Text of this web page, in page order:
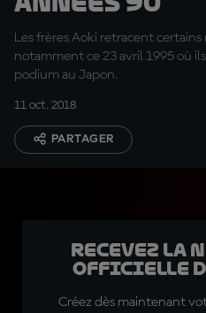
Les frères Aoki retracent
notamment ce 23 avril 1995 où
podium au Japon.
11 oct. 2018
PARTAGER
Recevez la
officielle de
Créez dès maintenant